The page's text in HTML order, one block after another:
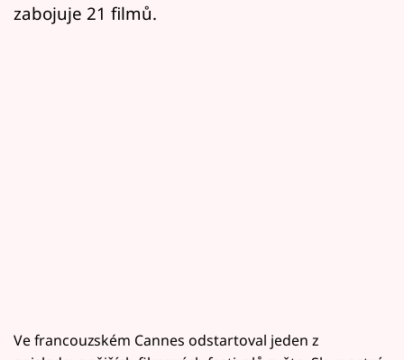
zabojuje 21 filmů.
Ve francouzském Cannes odstartoval jeden z